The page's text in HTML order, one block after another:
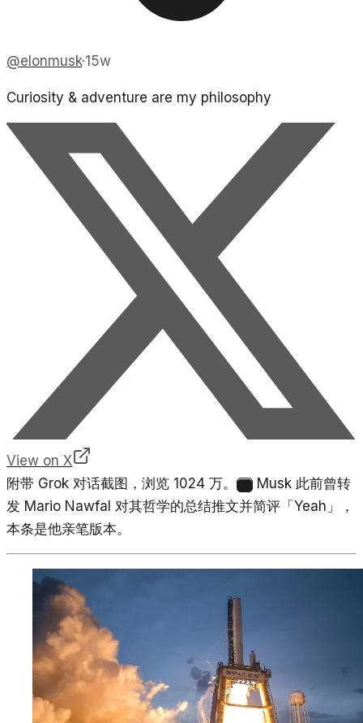
@elonmusk·15w
Curiosity & adventure are my philosophy
View on X
附带 Grok 对话截图，浏览 1024 万。
Musk 此前曾转
发 Mario Nawfal 对其哲学的总结推文并简评「Yeah」，
本条是他亲笔版本。